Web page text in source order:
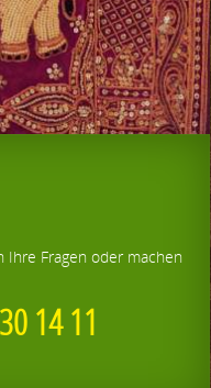
Ihre Fragen oder machen
14 11